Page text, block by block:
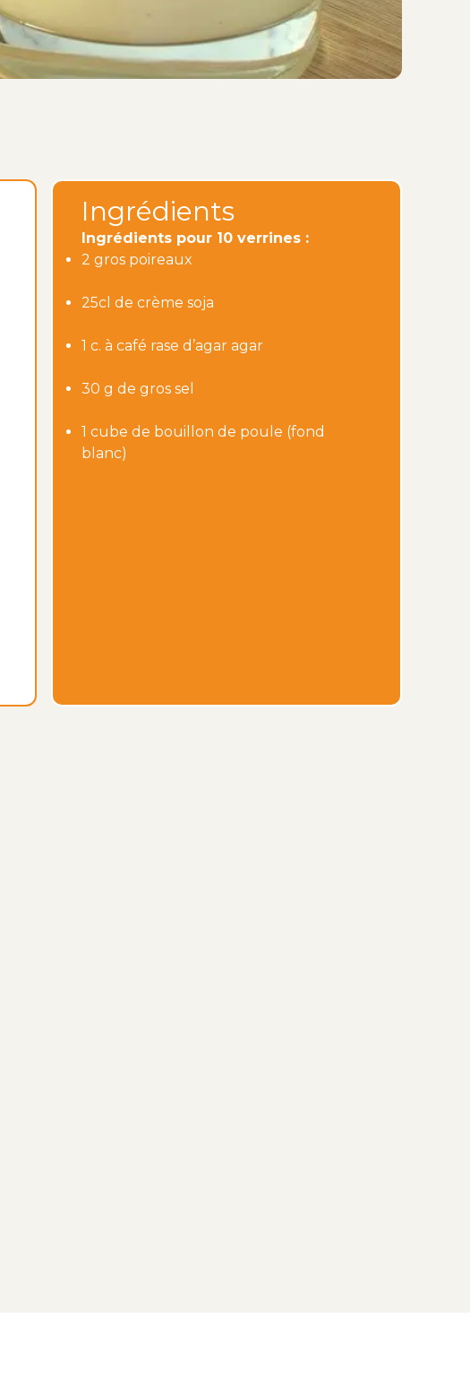
Ingrédients
Ingrédients pour 10 verrines :
2 gros poireaux
25cl de crème soja
1 c. à café rase d’agar agar
30 g de gros sel
1 cube de bouillon de poule (fond
blanc)